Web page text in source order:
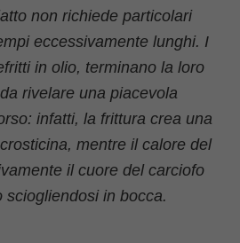
non richiede particolari
eccessivamente lunghi. I
in olio, terminano la loro
rivelare una piacevola
infatti, la frittura crea una
mentre il calore del
il cuore del carciofo
in bocca.